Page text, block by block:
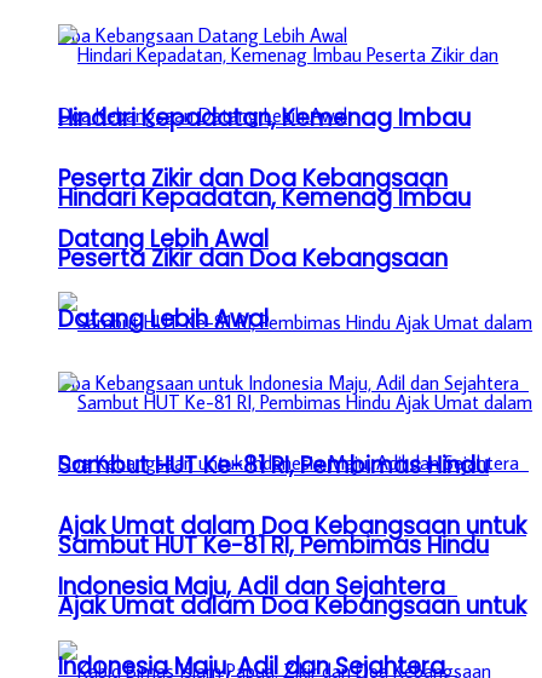
Hindari Kepadatan, Kemenag Imbau
Peserta Zikir dan Doa Kebangsaan
Datang Lebih Awal
Sambut HUT Ke-81 RI, Pembimas Hindu
Ajak Umat dalam Doa Kebangsaan untuk
Indonesia Maju, Adil dan Sejahtera
Hindari Kepadatan, Kemenag Imbau
Peserta Zikir dan Doa Kebangsaan
Datang Lebih Awal
Sambut HUT Ke-81 RI, Pembimas Hindu
Ajak Umat dalam Doa Kebangsaan untuk
Indonesia Maju, Adil dan Sejahtera